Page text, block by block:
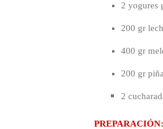
2 yogures
200 gr
400 gr
200 gr
2
PREPARACIÓN: